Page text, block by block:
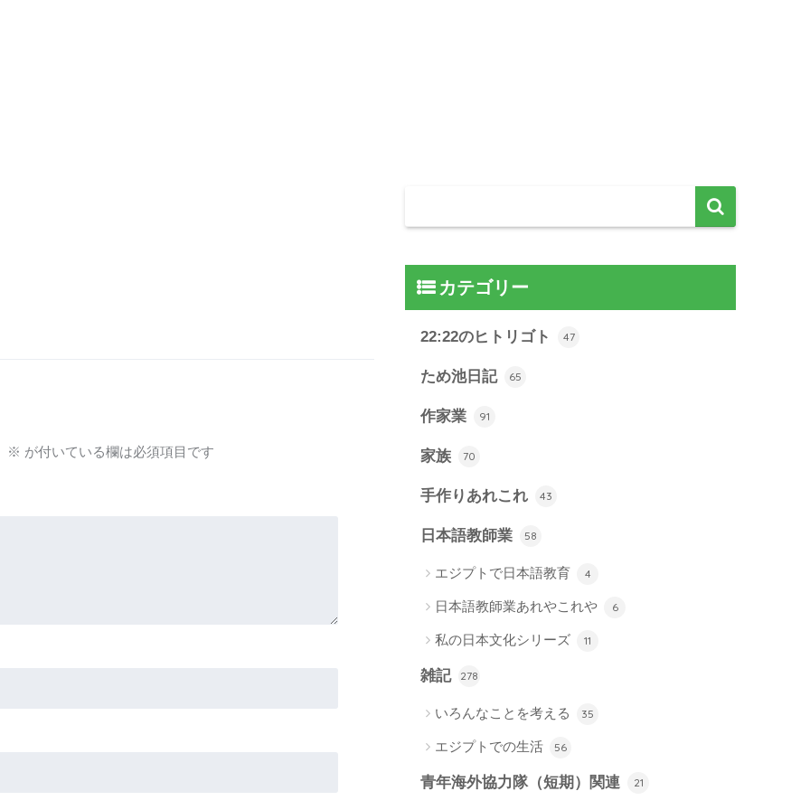
※ が付いている欄は必須項目です
カテゴリー
22:22のヒトリゴト 47
ため池日記 65
作家業 91
家族 70
手作りあれこれ 43
日本語教師業 58
エジプトで日本語教育 4
日本語教師業あれやこれや 6
私の日本文化シリーズ 11
雑記 278
いろんなことを考える 35
エジプトでの生活 56
青年海外協力隊（短期）関連 21